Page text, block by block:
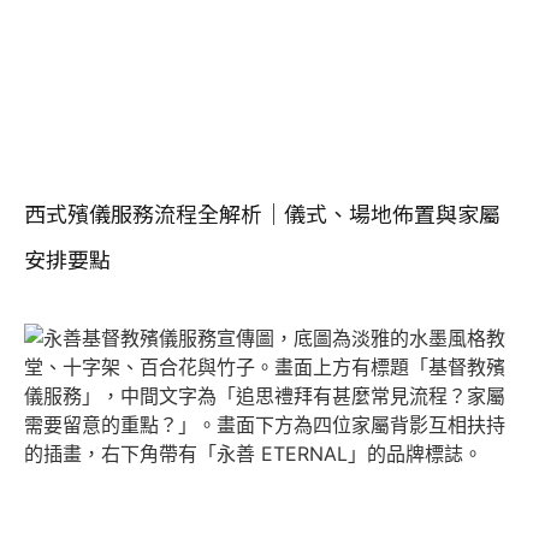
西式殯儀服務流程全解析｜儀式、場地佈置與家屬
安排要點